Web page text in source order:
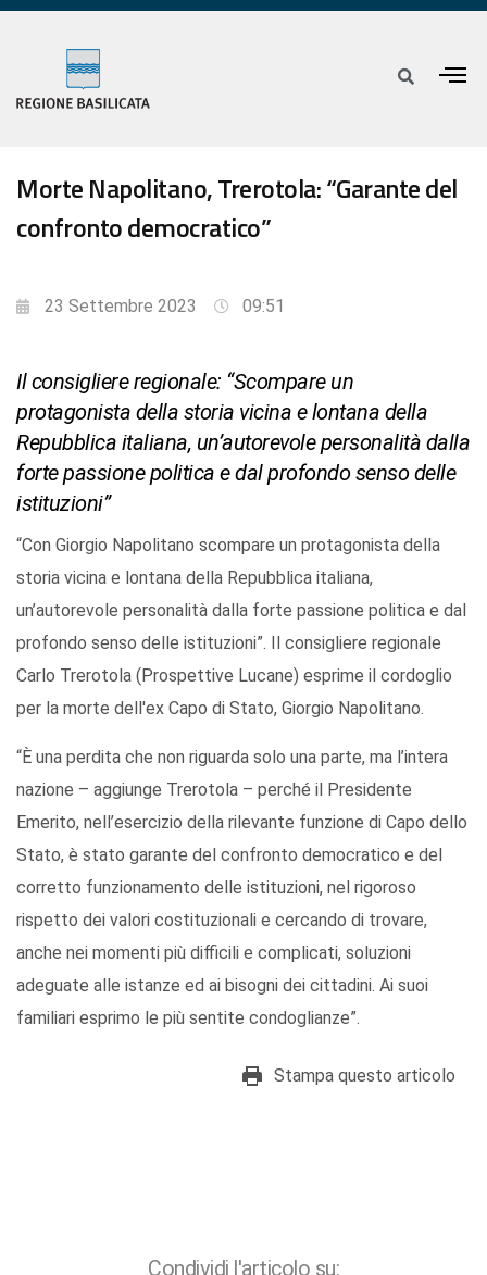
Morte Napolitano, Trerotola: “Garante del
confronto democratico”
23 Settembre 2023 09:51
Il consigliere regionale: “Scompare un
protagonista della storia vicina e lontana della
Repubblica italiana, un’autorevole personalità dalla
forte passione politica e dal profondo senso delle
istituzioni”
“Con Giorgio Napolitano scompare un protagonista della
storia vicina e lontana della Repubblica italiana,
un’autorevole personalità dalla forte passione politica e dal
profondo senso delle istituzioni”. Il consigliere regionale
Carlo Trerotola (Prospettive Lucane) esprime il cordoglio
per la morte dell'ex Capo di Stato, Giorgio Napolitano.
“È una perdita che non riguarda solo una parte, ma l’intera
nazione – aggiunge Trerotola – perché il Presidente
Emerito, nell’esercizio della rilevante funzione di Capo dello
Stato, è stato garante del confronto democratico e del
corretto funzionamento delle istituzioni, nel rigoroso
rispetto dei valori costituzionali e cercando di trovare,
anche nei momenti più difficili e complicati, soluzioni
adeguate alle istanze ed ai bisogni dei cittadini. Ai suoi
familiari esprimo le più sentite condoglianze”.
Stampa questo articolo
Condividi l'articolo su: